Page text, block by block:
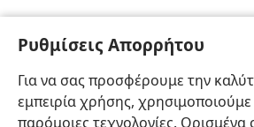
Ρυθμίσεις Απορρήτου
Για να σας προσφέρουμε την
εμπειρία χρήσης,
παρόμοιες τεχνολογίες. Ορισμένα
Όσο βέβαιο είναι ότι ο ήλιος
τόσο βέβαιο είναι ότι ο Θεός θα
του